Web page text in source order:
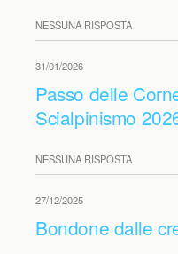
NESSUNA RISPOSTA
31/01/2026
Passo delle
Scialpinismo
NESSUNA RISPOSTA
27/12/2025
Bondone dalle